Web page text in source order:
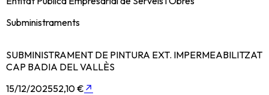
Subministraments
SUBMINISTRAMENT DE PINTURA EXT. IMPERMEABILITZAT
CAP BADIA DEL VALLÈS
15/12/202552,10 € ↗